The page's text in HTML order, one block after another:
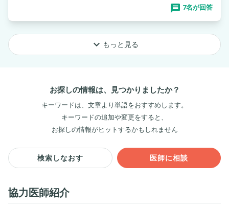
7名が回答
keyboard_arrow_down もっと見る
お探しの情報は、見つかりましたか？
キーワードは、文章より単語をおすすめします。
キーワードの追加や変更をすると、
お探しの情報がヒットするかもしれません
検索しなおす 医師に相談
協力医師紹介